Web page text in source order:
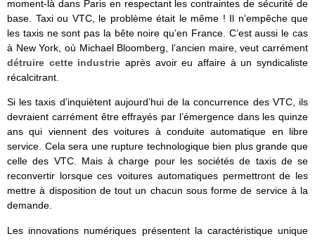
moment-là dans Paris en respectant les contraintes de sécurité de
base. Taxi ou VTC, le problème était le même ! Il n’empêche que
les taxis ne sont pas la bête noire qu’en France. C’est aussi le cas
à New York, où Michael Bloomberg, l’ancien maire, veut carrément
détruire cette industrie après avoir eu affaire à un syndicaliste
récalcitrant.
Si les taxis d’inquiètent aujourd’hui de la concurrence des VTC, ils
devraient carrément être effrayés par l’émergence dans les quinze
ans qui viennent des voitures à conduite automatique en libre
service. Cela sera une rupture technologique bien plus grande que
celle des VTC. Mais à charge pour les sociétés de taxis de se
reconvertir lorsque ces voitures automatiques permettront de les
mettre à disposition de tout un chacun sous forme de service à la
demande.
Les innovations numériques présentent la caractéristique unique